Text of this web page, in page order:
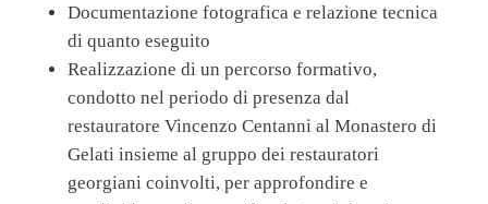
Documentazione fotografica e relazione tecnica
di quanto eseguito
Realizzazione di un percorso formativo,
condotto nel periodo di presenza dal
restauratore Vincenzo Centanni al Monastero di
Gelati insieme al gruppo dei restauratori
georgiani coinvolti, per approfondire e